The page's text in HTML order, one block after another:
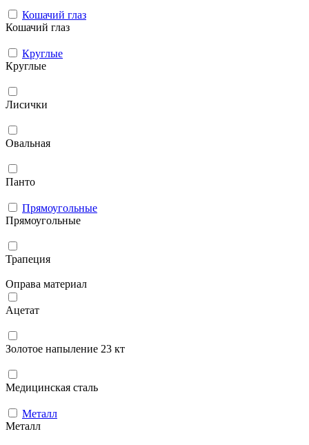
Кошачий глаз
Кошачий глаз
Круглые
Круглые
Лисички
Овальная
Панто
Прямоугольные
Прямоугольные
Трапеция
Оправа материал
Ацетат
Золотое напыление 23 кт
Медицинская сталь
Металл
Металл